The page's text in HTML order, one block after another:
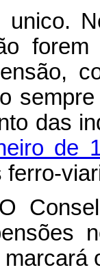
Nos
forem
das
de
ferro-